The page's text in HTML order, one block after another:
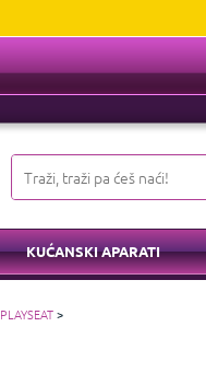
KUĆANSKI APARATI
PLAYSEAT>